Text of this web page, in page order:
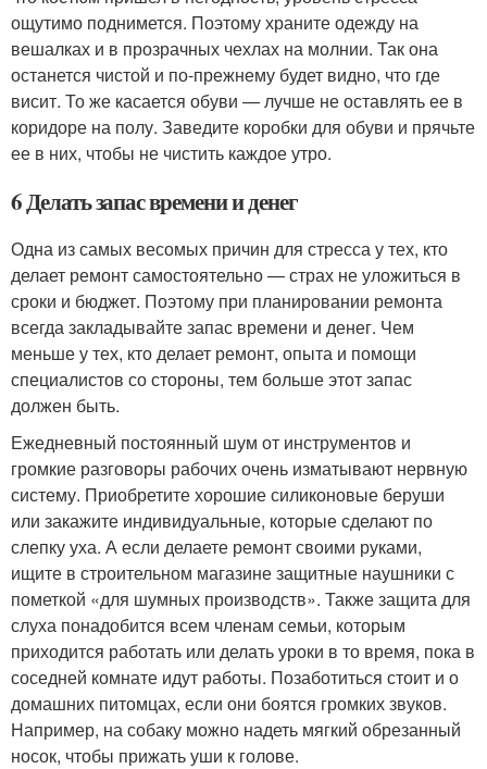
ощутимо поднимется. Поэтому храните одежду на
вешалках и в прозрачных чехлах на молнии. Так она
останется чистой и по-прежнему будет видно, что где
висит. То же касается обуви — лучше не оставлять ее в
коридоре на полу. Заведите коробки для обуви и прячьте
ее в них, чтобы не чистить каждое утро.
6 Делать запас времени и денег
Одна из самых весомых причин для стресса у тех, кто
делает ремонт самостоятельно — страх не уложиться в
сроки и бюджет. Поэтому при планировании ремонта
всегда закладывайте запас времени и денег. Чем
меньше у тех, кто делает ремонт, опыта и помощи
специалистов со стороны, тем больше этот запас
должен быть.
Ежедневный постоянный шум от инструментов и
громкие разговоры рабочих очень изматывают нервную
систему. Приобретите хорошие силиконовые беруши
или закажите индивидуальные, которые сделают по
слепку уха. А если делаете ремонт своими руками,
ищите в строительном магазине защитные наушники с
пометкой «для шумных производств». Также защита для
слуха понадобится всем членам семьи, которым
приходится работать или делать уроки в то время, пока в
соседней комнате идут работы. Позаботиться стоит и о
домашних питомцах, если они боятся громких звуков.
Например, на собаку можно надеть мягкий обрезанный
носок, чтобы прижать уши к голове.